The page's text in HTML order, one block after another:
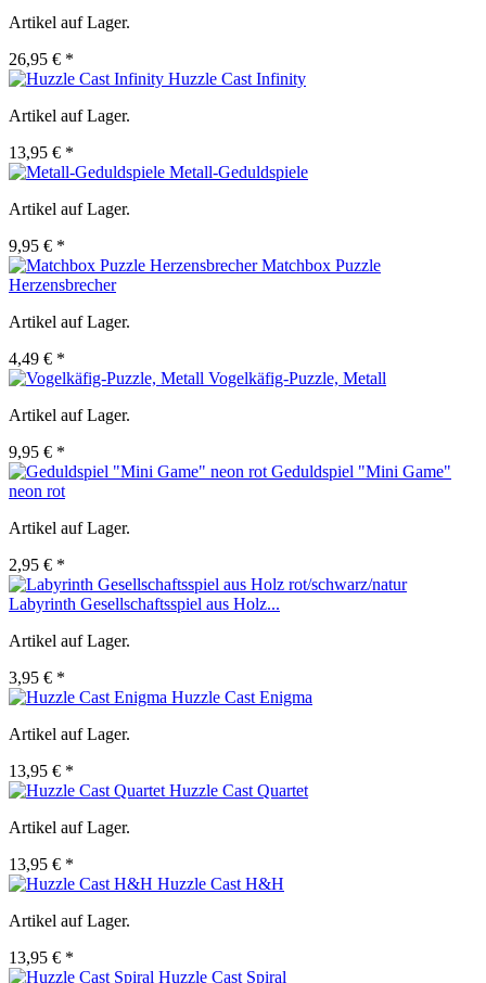
Artikel auf Lager.
26,95 € *
Huzzle Cast Infinity
Artikel auf Lager.
13,95 € *
Metall-Geduldspiele
Artikel auf Lager.
9,95 € *
Matchbox Puzzle
Herzensbrecher
Artikel auf Lager.
4,49 € *
Vogelkäfig-Puzzle, Metall
Artikel auf Lager.
9,95 € *
Geduldspiel "Mini Game"
neon rot
Artikel auf Lager.
2,95 € *
Labyrinth Gesellschaftsspiel aus Holz...
Artikel auf Lager.
3,95 € *
Huzzle Cast Enigma
Artikel auf Lager.
13,95 € *
Huzzle Cast Quartet
Artikel auf Lager.
13,95 € *
Huzzle Cast H&H
Artikel auf Lager.
13,95 € *
Huzzle Cast Spiral